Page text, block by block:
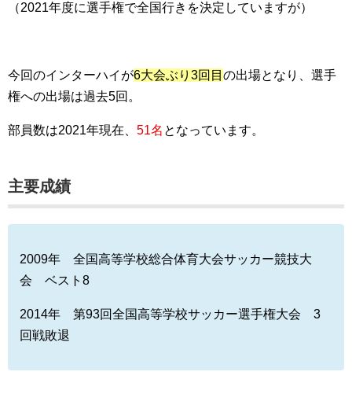
（2021年度に選手権で全国行きを決定していますが）
今回のインターハイが6大会ぶり3回目 の出場となり、選手
権への出場は過去5回。
部員数は2021年現在、 51名 となっています。
主要成績
2009年 全国高等学校総合体育大会サッカー競技大
会 ベスト8
2014年 第93回全国高等学校サッカー選手権大会 3
回戦敗退